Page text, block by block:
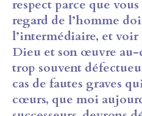
respect parce que
regard de l’homme
l’intermédiaire, et
Dieu et son œuvre au-
trop souvent
cas de fautes graves
cœurs, que moi